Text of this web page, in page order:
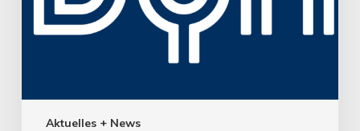
Aktuelles + News